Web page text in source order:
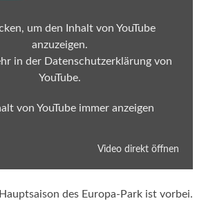
um den Inhalt von YouTube
anzuzeigen.
in der Datenschutzerklärung von
YouTube.
von YouTube immer anzeigen
Video direkt öffnen
des Europa-Park ist vorbei.